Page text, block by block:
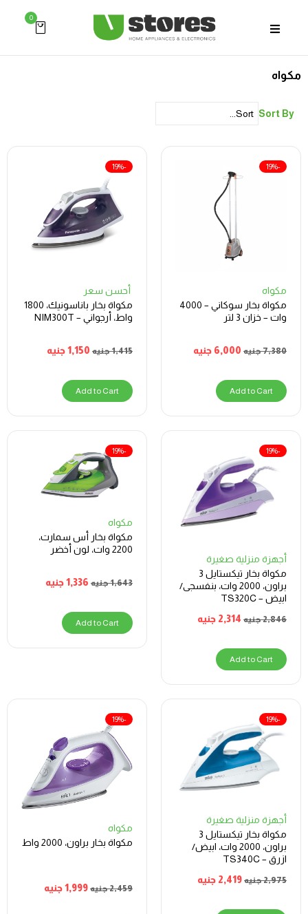
0
مكواه
Sort By
مكواه
مكواة بخار سوكاني – 4000
وات – خزان 3 لتر
7,380جنيه 6,000 جنيه
-19%
Add to Cart
أحسن سعر
مكواة بخار باناسونيك، 1800
واط، أرجواني – NIM300T
1,415جنيه 1,150جنيه
-19%
Add to Cart
أجهزة منزلية صغيرة
مكواة بخار تيكستايل 3
براون، 2000 وات، بنفسجى/
ابيض – TS320C
2,846جنيه 2,314 جنيه
-19%
Add to Cart
مكواه
مكواة بخار أس سمارت،
2200 وات، لون أخضر
1,643جنيه 1,336جنيه
-19%
Add to Cart
أجهزة منزلية صغيرة
مكواة بخار تيكستايل 3
براون، 2000 وات، ابيض/
ازرق – TS340C
2,975جنيه 2,419 جنيه
-19%
مكواه
مكواة بخار براون، 2000 واط
2,459جنيه 1,999جنيه
-19%